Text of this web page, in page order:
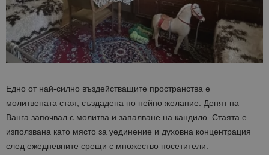
Едно от най-силно въздействащите пространства е
молитвената стая, създадена по нейно желание. Денят на
Ванга започвал с молитва и запалване на кандило. Стаята е
използвана като място за уединение и духовна концентрация
след ежедневните срещи с множество посетители.